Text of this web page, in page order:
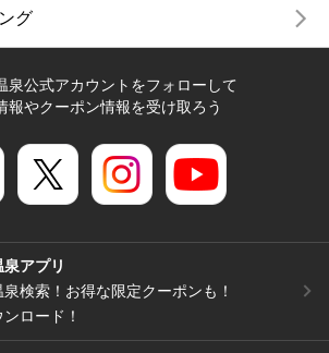
グ
泉公式アカウントをフォローして
報やクーポン情報を受け取ろう
アプリ
検索！お得な限定クーポンも！
ロード！